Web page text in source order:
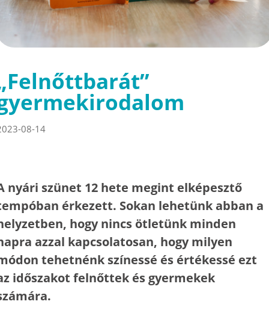
08-14
nyári szünet 12 hete megint elképesztő
érkezett. Sokan lehetünk abban a
hogy nincs ötletünk minden
azzal kapcsolatosan, hogy milyen
tehetnénk színessé és értékessé ezt
időszakot felnőttek és gyermekek